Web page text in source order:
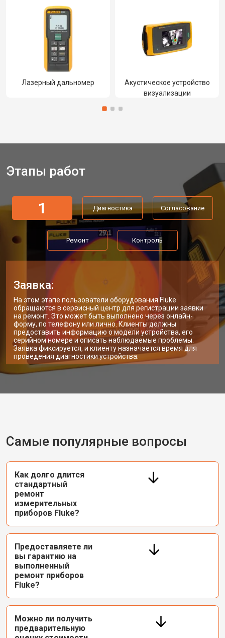
Лазерный дальномер
Акустическое устройство
визуализации
Этапы работ
1 Диагностика Согласование
Ремонт Контроль
Заявка:
На этом этапе пользователи оборудования Fluke
обращаются в сервисный центр для регистрации заявки
на ремонт. Это может быть выполнено через онлайн-
форму, по телефону или лично. Клиенты должны
предоставить информацию о модели устройства, его
серийном номере и описать наблюдаемые проблемы.
Заявка фиксируется, и клиенту назначается время для
проведения диагностики устройства.
Самые популярные вопросы
Как долго длится
стандартный
ремонт
измерительных
приборов Fluke?
Предоставляете ли
вы гарантию на
выполненный
ремонт приборов
Fluke?
Можно ли получить
предварительную